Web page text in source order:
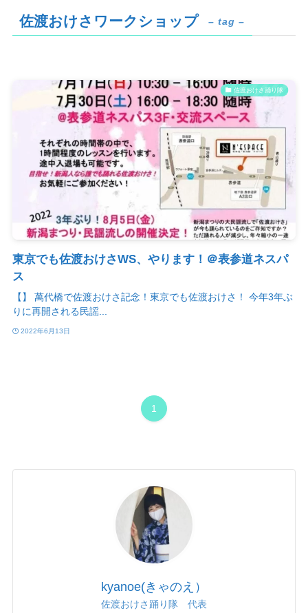
佐渡おけさワークショップ – tag –
佐渡おけさ踊り隊
東京でも佐渡おけさWS、やります！＠表参道ネスパ
ス
【】 萬代橋で佐渡おけさ記念！東京でも佐渡おけさ！ 今年3年ぶ
りに再開される民謡...
2022年6月13日
1
kyanoe(きゃのえ）
佐渡おけさ踊り隊 代表